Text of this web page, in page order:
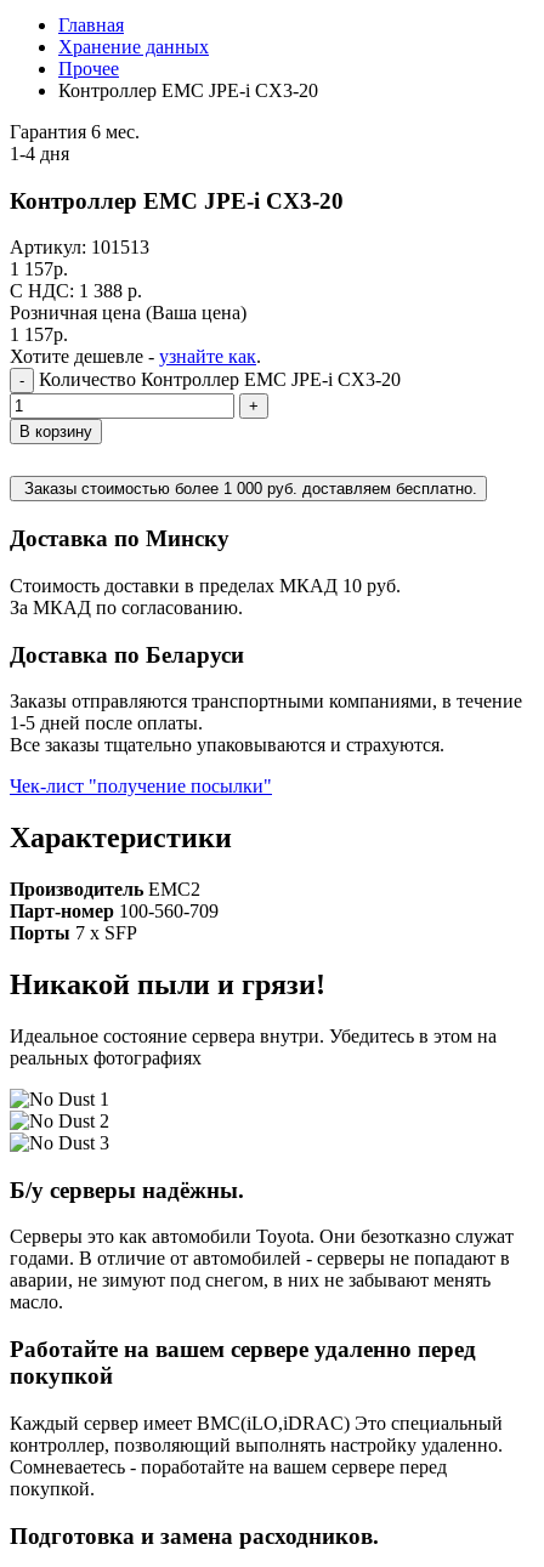
Главная
Хранение данных
Прочее
Контроллер EMC JPE-i CX3-20
Гарантия 6 мес.
1-4 дня
Контроллер EMC JPE-i CX3-20
Артикул: 101513
1 157р.
C НДС: 1 388 р.
Розничная цена (Ваша цена)
1 157р.
Хотите дешевле - узнайте как.
- Количество Контроллер EMC JPE-i CX3-20
+
В корзину
Заказы стоимостью более 1 000 руб. доставляем бесплатно.
Доставка по Минску
Стоимость доставки в пределах МКАД 10 руб.
За МКАД по согласованию.
Доставка по Беларуси
Заказы отправляются транспортными компаниями, в течение
1-5 дней после оплаты.
Все заказы тщательно упаковываются и страхуются.
Чек-лист "получение посылки"
Характеристики
Производитель EMC2
Парт-номер 100-560-709
Порты 7 х SFP
Никакой пыли и грязи!
Идеальное состояние сервера внутри. Убедитесь в этом на
реальных фотографиях
Б/у серверы надёжны.
Серверы это как автомобили Toyota. Они безотказно служат
годами. В отличие от автомобилей - серверы не попадают в
аварии, не зимуют под снегом, в них не забывают менять
масло.
Работайте на вашем сервере удаленно перед
покупкой
Каждый сервер имеет BMC(iLO,iDRAC) Это специальный
контроллер, позволяющий выполнять настройку удаленно.
Сомневаетесь - поработайте на вашем сервере перед
покупкой.
Подготовка и замена расходников.